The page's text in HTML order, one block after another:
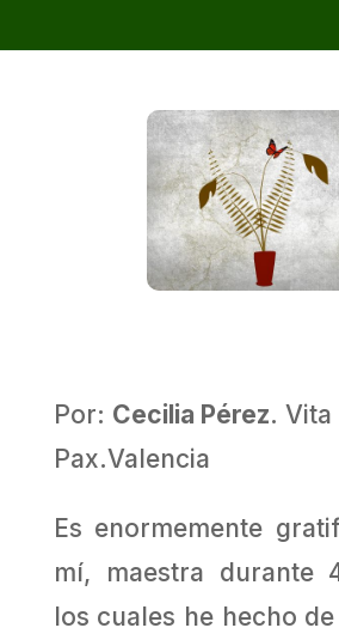
Por: Cecilia Pérez. Vita
Pax.Valencia
Es enormemente
mí, maestra durante
los cuales he hecho